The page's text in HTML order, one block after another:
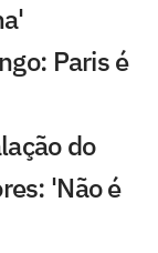
Paris é
do
'Não é